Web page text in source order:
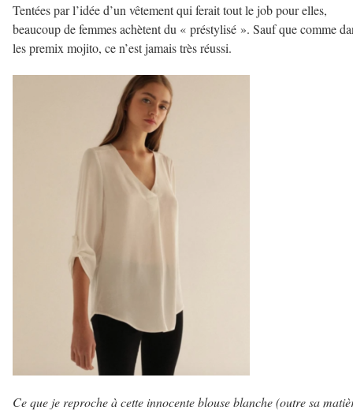
Tentées par l’idée d’un vêtement qui ferait tout le job pour elles,
beaucoup de femmes achètent du « préstylisé ». Sauf que comme
les premix mojito, ce n’est jamais très réussi.
Ce que je reproche à cette innocente blouse blanche (outre sa